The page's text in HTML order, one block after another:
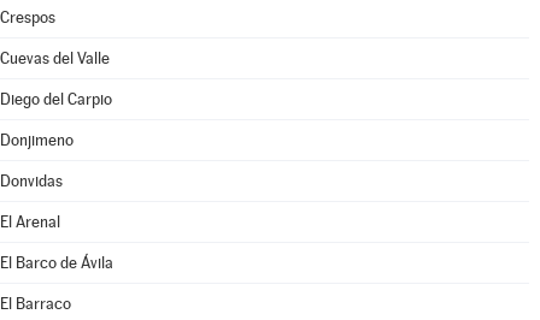
Crespos
Cuevas del Valle
Diego del Carpio
Donjimeno
Donvidas
El Arenal
El Barco de Ávila
El Barraco